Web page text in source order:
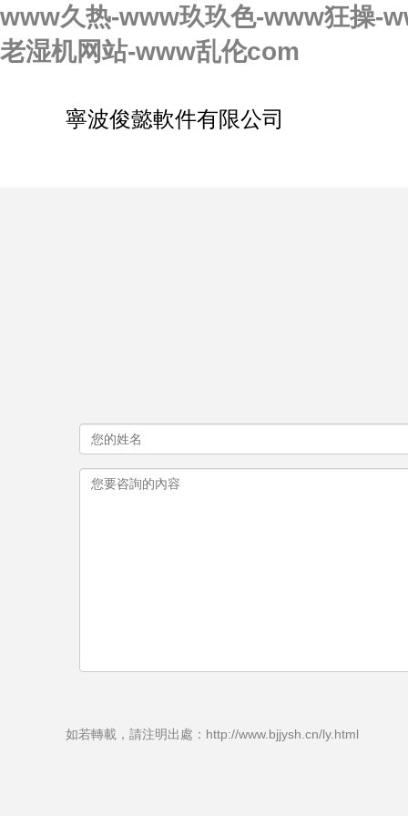
www久热-www玖玖色-www狂操-
老湿机网站-www乱伦com
寧波俊懿軟件有限公司
如若轉載，請注明出處：http://www.bjjysh.cn/ly.html